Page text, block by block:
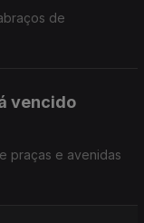
de
vencido
praças e avenidas